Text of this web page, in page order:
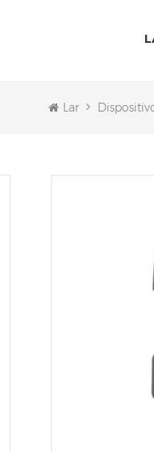
Lar